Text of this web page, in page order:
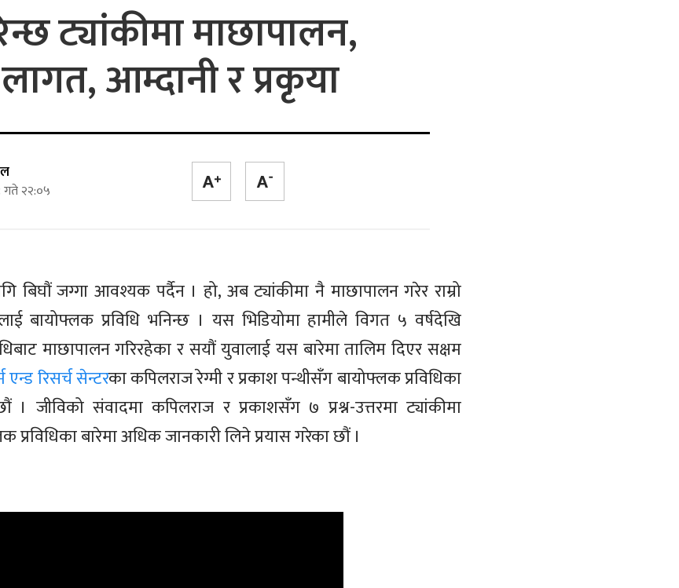
ट्यांकीमा माछापालन,
आम्दानी र प्रकृया
२२:०५
बिघौं जग्गा आवश्यक पर्दैन । हो, अब ट्यांकीमा नै माछापालन गरेर राम्रो
बायोफ्लक प्रविधि भनिन्छ । यस भिडियोमा हामीले विगत ५ वर्षदेखि
माछापालन गरिरहेका र सयौं युवालाई यस बारेमा तालिम दिएर सक्षम
एन्ड रिसर्च सेन्टरका कपिलराज रेग्मी र प्रकाश पन्थीसँग बायोफ्लक प्रविधिका
। जीविको संवादमा कपिलराज र प्रकाशसँग ७ प्रश्न-उत्तरमा ट्यांकीमा
प्रविधिका बारेमा अधिक जानकारी लिने प्रयास गरेका छौं ।